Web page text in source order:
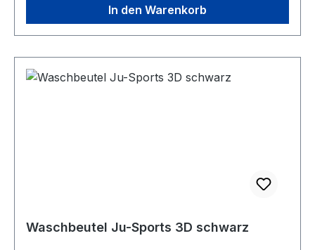
In den Warenkorb
Waschbeutel Ju-Sports 3D schwarz